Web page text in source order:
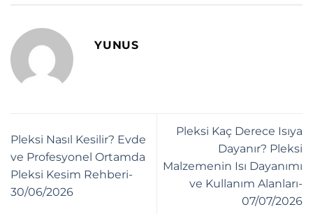
YUNUS
Pleksi Nasıl Kesilir? Evde
ve Profesyonel Ortamda
Pleksi Kesim Rehberi-
30/06/2026
Pleksi Kaç Derece Isıya
Dayanır? Pleksi
Malzemenin Isı Dayanımı
ve Kullanım Alanları-
07/07/2026